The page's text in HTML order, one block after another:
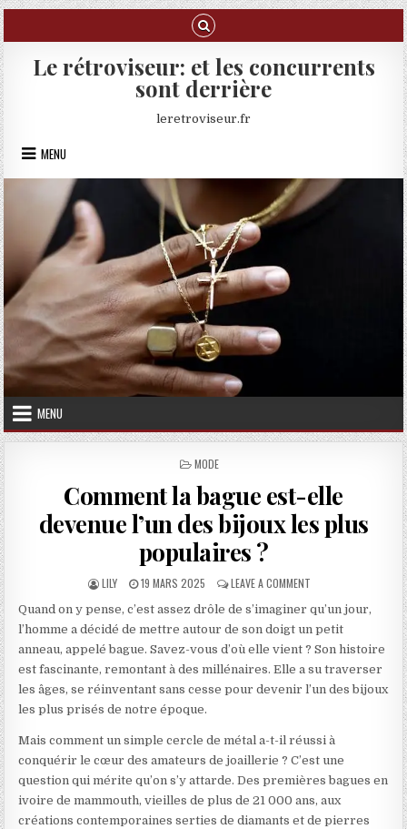
Skip to content
Le rétroviseur: et les concurrents
sont derrière
leretroviseur.fr
MENU
MENU
POSTED IN
MODE
Comment la bague est-elle
devenue l’un des bijoux les plus
populaires ?
AUTHOR:
LILY PUBLISHED DATE:
19 MARS 2025 LEAVE A COMMENTON COMMENT LA
Quand on y pense, c’est assez drôle de s’imaginer qu’un jour,
l’homme a décidé de mettre autour de son doigt un petit
anneau, appelé bague. Savez-vous d’où elle vient ? Son histoire
est fascinante, remontant à des millénaires. Elle a su traverser
les âges, se réinventant sans cesse pour devenir l’un des bijoux
les plus prisés de notre époque.
Mais comment un simple cercle de métal a-t-il réussi à
conquérir le cœur des amateurs de joaillerie ? C’est une
question qui mérite qu’on s’y attarde. Des premières bagues en
ivoire de mammouth, vieilles de plus de 21 000 ans, aux
créations contemporaines serties de diamants et de pierres